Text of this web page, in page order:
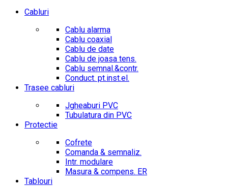
Cabluri
Cablu alarma
Cablu coaxial
Cablu de date
Cablu de joasa tens.
Cablu semnal.&contr.
Conduct. pt.inst.el.
Trasee cabluri
Jgheaburi PVC
Tubulatura din PVC
Protectie
Cofrete
Comanda & semnaliz.
Intr. modulare
Masura & compens. ER
Tablouri